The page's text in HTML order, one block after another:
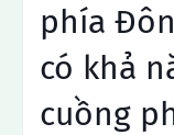
phía
có khả
cuồng